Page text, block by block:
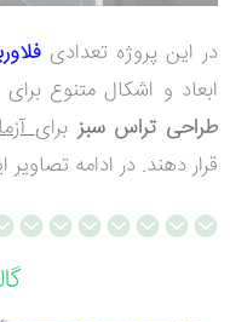
در این پروژه تعدادی
ابعاد و اشکال متنوع
طراحی تراس سبزبرای
قرار دهند. در ادامه